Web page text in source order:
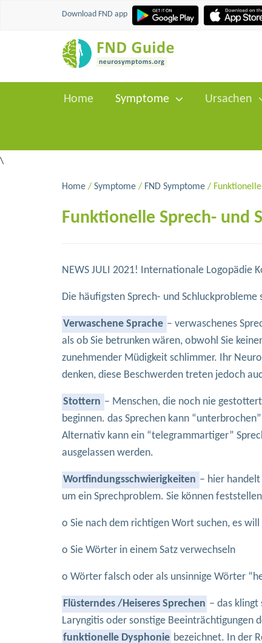
Download FND app
Home Symptome Ursachen
\
Home / Symptome / FND Symptome /
Funktionelle Sprech- und
NEWS JULI 2021! Internationale Logopädie
Die häufigsten Sprech- und Schluckprobleme
Verwaschene Sprache – verwaschenes
als ob Sie betrunken wären, obwohl Sie
zunehmender Müdigkeit schlimmer. Ihr
denken, diese Beschwerden treten jedoch
Stottern – Menschen, die noch nie
beginnen. das Sprechen kann
Alternativ kann ein “telegrammartiger”
ausgelassen werden.
Wortfindungsschwierigkeiten – hier
um ein Sprechproblem. Sie können
o Sie nach dem richtigen Wort suchen, es
o Sie Wörter in einem Satz verwechseln
o Wörter falsch oder als unsinnige Wörter
Flüsterndes /Heiseres Sprechen – das klingt
Laryngitis oder sonstige Beeinträchtigungen
funktionelle Dysphonie bezeichnet. In der